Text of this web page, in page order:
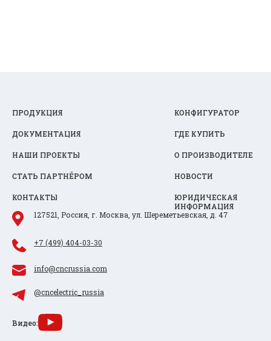
ПРОДУКЦИЯ КОНФИГУРАТОР
ДОКУМЕНТАЦИЯ ГДЕ КУПИТЬ
НАШИ ПРОЕКТЫ О ПРОИЗВОДИТЕЛЕ
СТАТЬ ПАРТНЁРОМ НОВОСТИ
КОНТАКТЫ
ЮРИДИЧЕСКАЯ
ИНФОРМАЦИЯ
127521, Россия, г. Москва, ул. Шереметьевская, д. 47
+7 (499) 404-03-30
info@cncrussia.com
@cncelectric_russia
Видео: